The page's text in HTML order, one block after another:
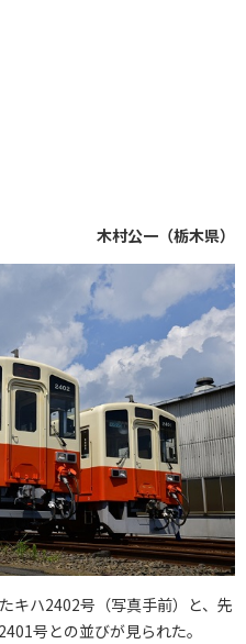
木村公一（栃木県）
キハ2402号（写真手前）と、先
号との並びが見られた。